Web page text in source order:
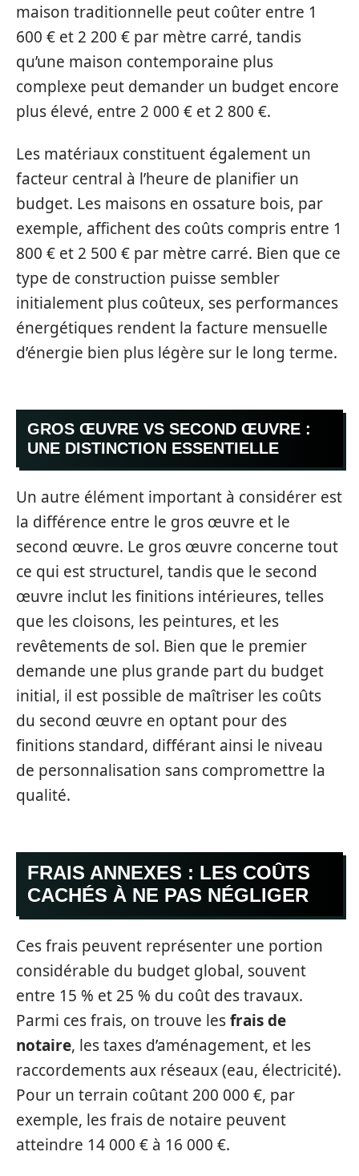
maison traditionnelle peut coûter entre 1
600 € et 2 200 € par mètre carré, tandis
qu’une maison contemporaine plus
complexe peut demander un budget encore
plus élevé, entre 2 000 € et 2 800 €.
Les matériaux constituent également un
facteur central à l’heure de planifier un
budget. Les maisons en ossature bois, par
exemple, affichent des coûts compris entre 1
800 € et 2 500 € par mètre carré. Bien que ce
type de construction puisse sembler
initialement plus coûteux, ses performances
énergétiques rendent la facture mensuelle
d’énergie bien plus légère sur le long terme.
GROS ŒUVRE VS SECOND ŒUVRE :
UNE DISTINCTION ESSENTIELLE
Un autre élément important à considérer est
la différence entre le gros œuvre et le
second œuvre. Le gros œuvre concerne tout
ce qui est structurel, tandis que le second
œuvre inclut les finitions intérieures, telles
que les cloisons, les peintures, et les
revêtements de sol. Bien que le premier
demande une plus grande part du budget
initial, il est possible de maîtriser les coûts
du second œuvre en optant pour des
finitions standard, différant ainsi le niveau
de personnalisation sans compromettre la
qualité.
FRAIS ANNEXES : LES COÛTS
CACHÉS À NE PAS NÉGLIGER
Ces frais peuvent représenter une portion
considérable du budget global, souvent
entre 15 % et 25 % du coût des travaux.
Parmi ces frais, on trouve lesfrais de
notaire, les taxes d’aménagement, et les
raccordements aux réseaux (eau, électricité).
Pour un terrain coûtant 200 000 €, par
exemple, les frais de notaire peuvent
atteindre 14 000 € à 16 000 €.